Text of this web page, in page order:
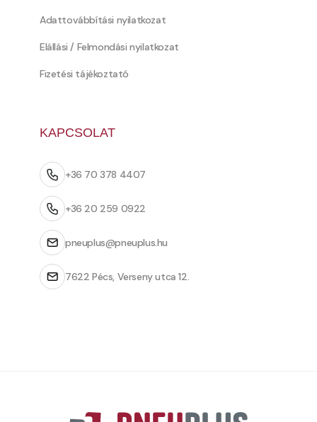
Adattovábbítási nyilatkozat
Elállási / Felmondási nyilatkozat
Fizetési tájékoztató
KAPCSOLAT
+36 70 378 4407
+36 20 259 0922
pneuplus@pneuplus.hu
7622 Pécs, Verseny utca 12.